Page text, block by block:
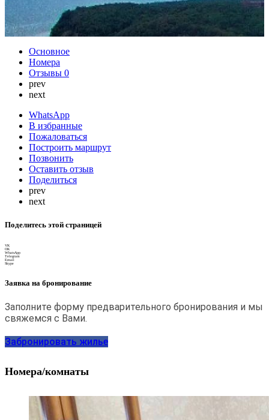
Основное
Номера
Отзывы 0
prev
next
WhatsApp
В избранные
Пожаловаться
Построить маршрут
Позвонить
Оставить отзыв
Поделиться
prev
next
Поделитесь этой страницей
VK
OK
WhatsApp
Telegram
Email
Skype
Заявка на бронирование
Заполните форму предварительного бронирования и мы
свяжемся с Вами.
Забронировать жилье
Номера/комнаты